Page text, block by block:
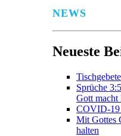
NEWS
Neueste
Sprüche
Gott macht
COVID-
Mit Gottes
halten